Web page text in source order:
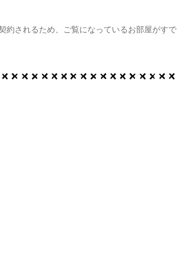
約されるため、ご覧になっているお部屋がすで